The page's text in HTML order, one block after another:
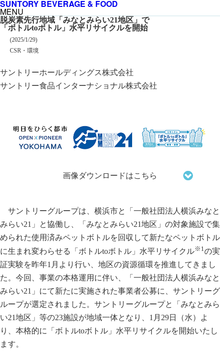
SUNTORY BEVERAGE & FOOD
MENU
脱炭素先行地域「みなとみらい21地区」で
「ボトルtoボトル」水平リサイクルを開始
掲載日
(2025/1/29)
カテゴリー
CSR・環境
企業名
サントリーホールディングス株式会社
サントリー食品インターナショナル株式会社
画像ダウンロードはこちら
サントリーグループは、横浜市と「一般社団法人横浜みなと
みらい21」と協働し、「みなとみらい21地区」の対象施設で集
められた使用済みペットボトルを回収して新たなペットボトル
に生まれ変わらせる「ボトルtoボトル」水平リサイクル※1の実
証実験を昨年1月より行い、地区の資源循環を推進してきまし
た。今回、事業の本格運用に伴い、「一般社団法人横浜みなと
みらい21」にて新たに実施された事業者公募に、サントリーグ
ループが選定されました。サントリーグループと「みなとみら
い21地区」等の23施設が地域一体となり、1月29日（水）よ
り、本格的に「ボトルtoボトル」水平リサイクルを開始いたし
ます。